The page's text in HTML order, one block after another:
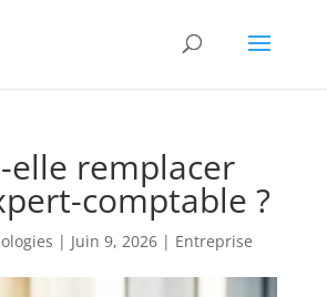
elle remplacer
comptable ?
| Juin 9, 2026| Entreprise